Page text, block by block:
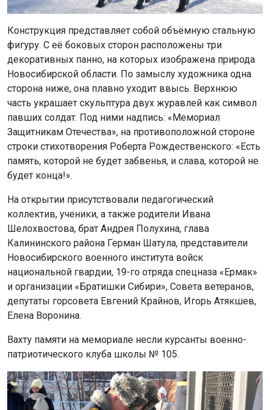
Конструкция представляет собой объёмную стальную
фигуру. С её боковых сторон расположены три
декоративных панно, на которых изображена природа
Новосибирской области. По замыслу художника одна
сторона ниже, она плавно уходит ввысь. Верхнюю
часть украшает скульптура двух журавлей как символ
павших солдат. Под ними надпись: «Мемориал
Защитникам Отечества», на противоположной стороне
строки стихотворения Роберта Рождественского: «Есть
память, которой не будет забвенья, и слава, которой не
будет конца!».
На открытии присутствовали педагогический
коллектив, ученики, а также родители Ивана
Шелохвостова, брат Андрея Полухина, глава
Калининского района Герман Шатула, представители
Новосибирского военного института войск
национальной гвардии, 19-го отряда спецназа «Ермак»
и организации «Братишки Сибири», Совета ветеранов,
депутаты горсовета Евгений Крайнов, Игорь Атякшев,
Елена Воронина.
Вахту памяти на мемориале несли курсанты военно-
патриотического клуба школы № 105.